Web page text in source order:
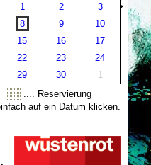
1
2
3
8
9
10
15
16
17
22
23
24
29
30
1
.... Reservierung
auf ein Datum klicken.